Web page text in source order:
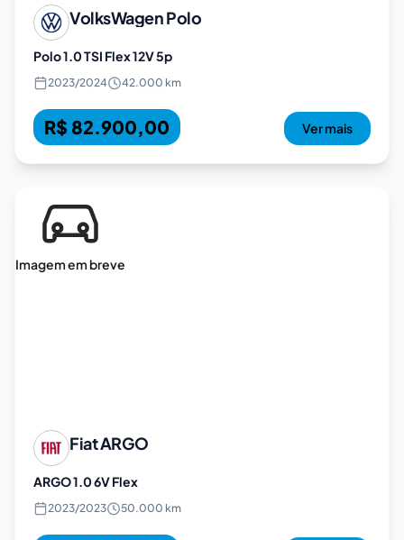
VolksWagenPolo
Polo 1.0 TSI Flex 12V 5p
2023/2024 42.000 km
R$ 82.900,00 Ver mais
Imagem em breve
FiatARGO
ARGO 1.0 6V Flex
2023/2023 50.000 km